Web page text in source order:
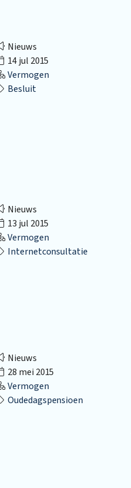
Nieuws
14 jul 2015
Vermogen
Besluit
Nieuws
13 jul 2015
Vermogen
Internetconsultatie
Nieuws
28 mei 2015
Vermogen
Oudedagspensioen